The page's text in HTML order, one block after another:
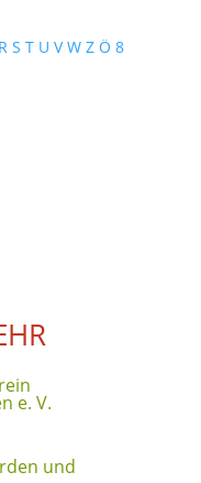
R S T U V W Z Ö 8
e. V.
und